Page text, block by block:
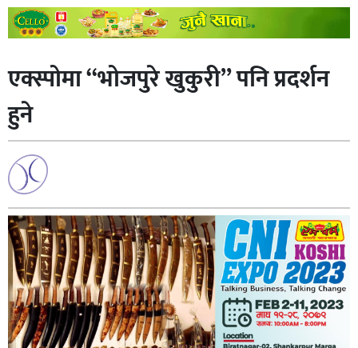
एक्स्पोमा “भोजपुरे खुकुरी” पनि प्रदर्शन
हुने